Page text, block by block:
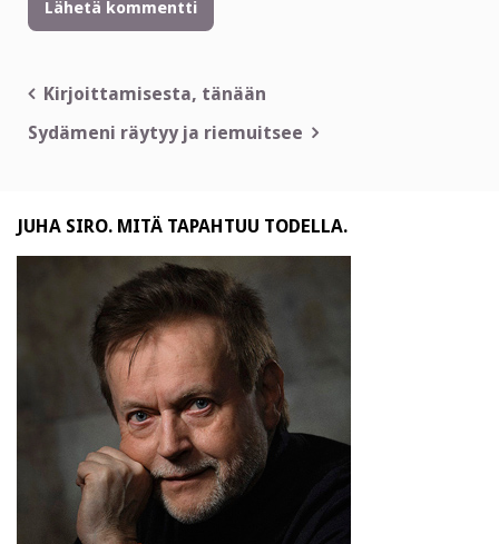
Artikkelien
selaus
Kirjoittamisesta, tänään
Sydämeni räytyy ja riemuitsee
JUHA SIRO. MITÄ TAPAHTUU TODELLA.